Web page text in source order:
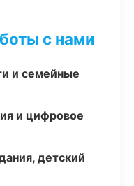
с нами
и семейные
и цифровое
детский